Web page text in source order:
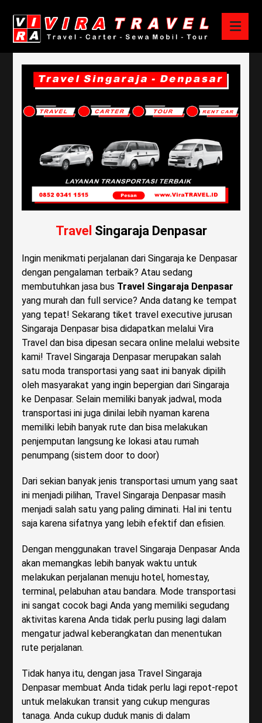
Travel Singaraja Denpasar
Ingin menikmati perjalanan dari Singaraja ke Denpasar
dengan pengalaman terbaik? Atau sedang
membutuhkan jasa bus Travel Singaraja Denpasar
yang murah dan full service? Anda datang ke tempat
yang tepat! Sekarang tiket travel executive jurusan
Singaraja Denpasar bisa didapatkan melalui Vira
Travel dan bisa dipesan secara online melalui website
kami! Travel Singaraja Denpasar merupakan salah
satu moda transportasi yang saat ini banyak dipilih
oleh masyarakat yang ingin bepergian dari Singaraja
ke Denpasar. Selain memiliki banyak jadwal, moda
transportasi ini juga dinilai lebih nyaman karena
memiliki lebih banyak rute dan bisa melakukan
penjemputan langsung ke lokasi atau rumah
penumpang (sistem door to door)
Dari sekian banyak jenis transportasi umum yang saat
ini menjadi pilihan, Travel Singaraja Denpasar masih
menjadi salah satu yang paling diminati. Hal ini tentu
saja karena sifatnya yang lebih efektif dan efisien.
Dengan menggunakan travel Singaraja Denpasar Anda
akan memangkas lebih banyak waktu untuk
melakukan perjalanan menuju hotel, homestay,
terminal, pelabuhan atau bandara. Mode transportasi
ini sangat cocok bagi Anda yang memiliki segudang
aktivitas karena Anda tidak perlu pusing lagi dalam
mengatur jadwal keberangkatan dan menentukan
rute perjalanan.
Tidak hanya itu, dengan jasa Travel Singaraja
Denpasar membuat Anda tidak perlu lagi repot-repot
untuk melakukan transit yang cukup menguras
tanaga. Anda cukup duduk manis di dalam